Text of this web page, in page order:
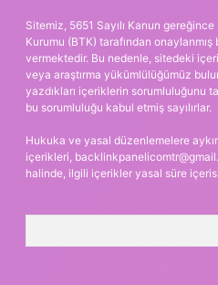
Sitemiz, 5651 Sayılı Kanun
Kurumu (BTK) tarafından
vermektedir. Bu nedenle, sitedeki
veya araştırma yükümlülüğümüz
yazdıkları içeriklerin sorumluluğunu
bu sorumluluğu kabul etmiş sayılırlar.
Hukuka ve yasal düzenlemelere
içerikleri,
halinde, ilgili içerikler yasal süre